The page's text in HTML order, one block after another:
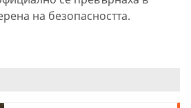
на безопасността.